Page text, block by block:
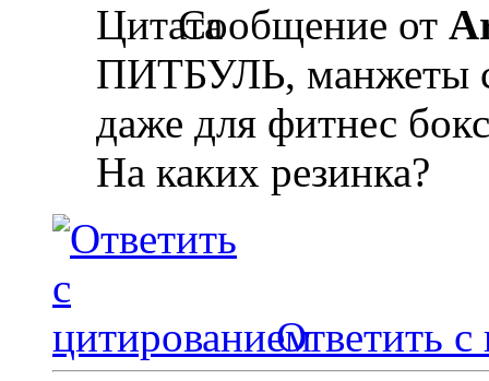
Сообщение от
ПИТБУЛЬ, манжеты
даже для фитнес
На каких резинка?
Ответить с